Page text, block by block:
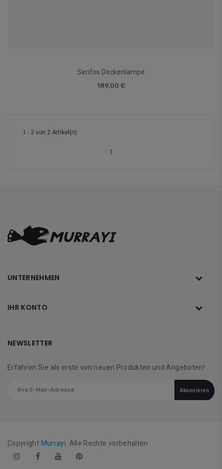
Serifos Deckenlampe
189,00 €
1 - 2 von 2 Artikel(n)
1
UNTERNEHMEN
IHR KONTO
NEWSLETTER
Erfahren Sie als erste von neuen Produkten und Angeboten!
Abonnieren
Copyright Murrayi . Alle Rechte vorbehalten